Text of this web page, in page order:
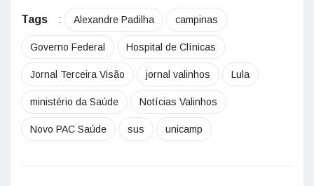
Tags : Alexandre Padilha campinas
Governo Federal Hospital de Clínicas
Jornal Terceira Visão jornal valinhos Lula
ministério da Saúde Notícias Valinhos
Novo PAC Saúde sus unicamp